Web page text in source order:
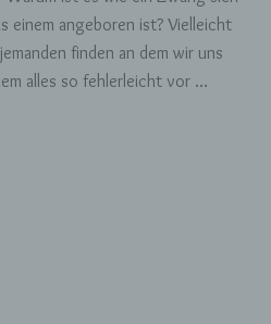
einem angeboren ist? Vielleicht
finden an dem wir uns
alles so fehlerleicht vor …
anderer Bestimmungen
Charakter ist die: